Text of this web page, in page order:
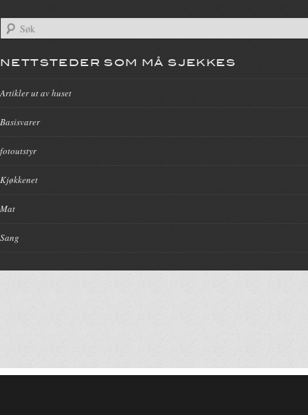
NETTSTEDER SOM MÅ SJEKKES
Artikler ut av huset
Basisvarer
fotoutstyr
Kjøkkenet
Mat
Sang